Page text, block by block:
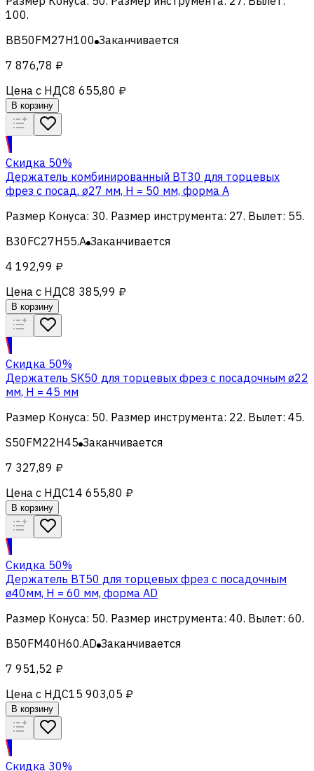
100.
BB50FM27H100 Заканчивается
7 876,78 ₽
Цена с НДС8 655,80 ₽
В корзину
Скидка 50%
Держатель комбинированный BT30 для торцевых
фрез с посад. ø27 мм, H = 50 мм, форма A
Размер Конуса: 30. Размер инструмента: 27. Вылет: 55.
B30FC27H55.A Заканчивается
4 192,99 ₽
Цена с НДС8 385,99 ₽
В корзину
Скидка 50%
Держатель SK50 для торцевых фрез с посадочным ø22
мм, H = 45 мм
Размер Конуса: 50. Размер инструмента: 22. Вылет: 45.
S50FM22H45 Заканчивается
7 327,89 ₽
Цена с НДС14 655,80 ₽
В корзину
Скидка 50%
Держатель BT50 для торцевых фрез с посадочным
ø40мм, H = 60 мм, форма AD
Размер Конуса: 50. Размер инструмента: 40. Вылет: 60.
B50FM40H60.AD Заканчивается
7 951,52 ₽
Цена с НДС15 903,05 ₽
В корзину
Скидка 30%